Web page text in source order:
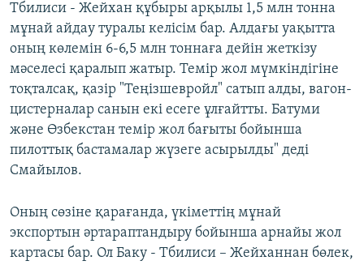
Тбилиси - Жейхан құбыры арқылы 1,5 млн тонна
мұнай айдау туралы келісім бар. Алдағы уақытта
оның көлемін 6-6,5 млн тоннаға дейін жеткізу
мәселесі қаралып жатыр. Темір жол мүмкіндігіне
тоқталсақ, қазір "Теңізшевройл" сатып алды, вагон-
цистерналар санын екі есеге ұлғайтты. Батуми
және Өзбекстан темір жол бағыты бойынша
пилоттық бастамалар жүзеге асырылды" деді
Смайылов.
Оның сөзіне қарағанда, үкіметтің мұнай
экспортын әртараптандыру бойынша арнайы жол
картасы бар. Ол Баку - Тбилиси – Жейханнан бөлек,